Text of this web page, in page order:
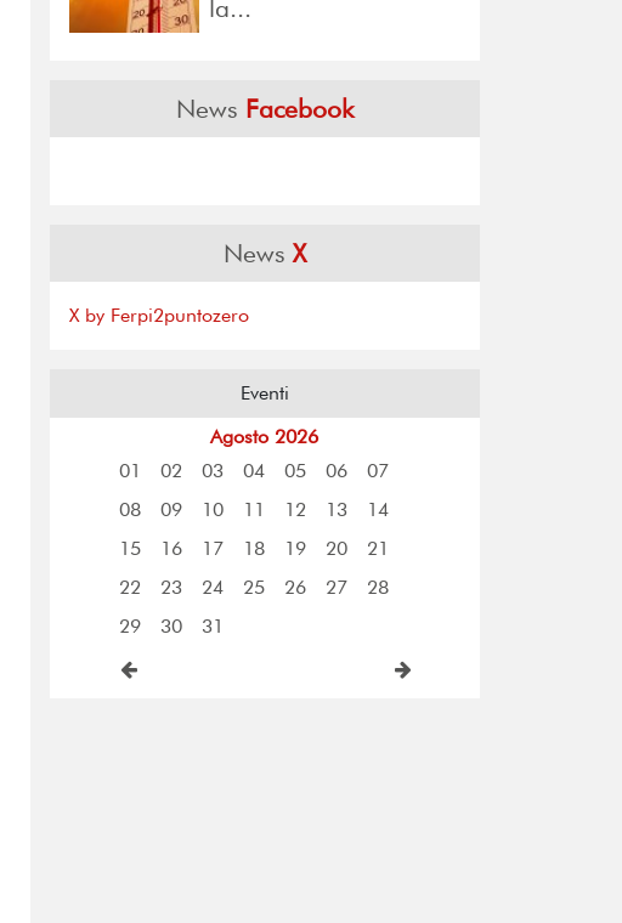
la...
News Facebook
NewsX
X by Ferpi2puntozero
Eventi
Agosto 2026
01
02 03 04 05 06
07
08
09 10 11 12 13
14
15
16 17 18 19 20
21
22
23 24 25 26 27
28
29
30 31